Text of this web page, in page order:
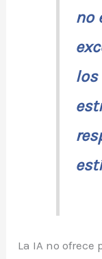
no
los
La IA no